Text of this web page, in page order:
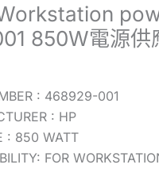
850W電源供
: 468929-001
: HP
: 850 WATT
FOR